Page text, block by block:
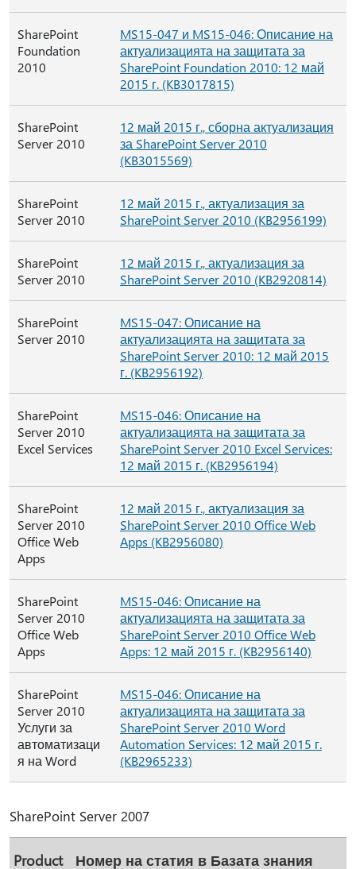
SharePoint
Foundation
2010
MS15-047 и MS15-046: Описание на
актуализацията на защитата за
SharePoint Foundation 2010: 12 май
2015 г. (KB3017815)
SharePoint
Server 2010
12 май 2015 г., сборна актуализация
за SharePoint Server 2010
(KB3015569)
SharePoint
Server 2010
12 май 2015 г., актуализация за
SharePoint Server 2010 (KB2956199)
SharePoint
Server 2010
12 май 2015 г., актуализация за
SharePoint Server 2010 (KB2920814)
SharePoint
Server 2010
MS15-047: Описание на
актуализацията на защитата за
SharePoint Server 2010: 12 май 2015
г. (KB2956192)
SharePoint
Server 2010
Excel Services
MS15-046: Описание на
актуализацията на защитата за
SharePoint Server 2010 Excel Services:
12 май 2015 г. (KB2956194)
SharePoint
Server 2010
Office Web
Apps
12 май 2015 г., актуализация за
SharePoint Server 2010 Office Web
Apps (KB2956080)
SharePoint
Server 2010
Office Web
Apps
MS15-046: Описание на
актуализацията на защитата за
SharePoint Server 2010 Office Web
Apps: 12 май 2015 г. (KB2956140)
SharePoint
Server 2010
Услуги за
автоматизаци
я на Word
MS15-046: Описание на
актуализацията на защитата за
SharePoint Server 2010 Word
Automation Services: 12 май 2015 г.
(KB2965233)
SharePoint Server 2007
Product Номер на статия в Базата знания